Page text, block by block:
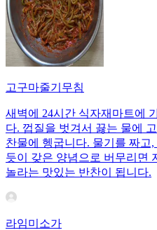
고구마줄기무침
새벽에 24시간 식자재마트에
다. 껍질을 벗겨서 끓는 물에
찬물에 헹굽니다. 물기를 짜고
듯이 갖은 양념으로 버무리면
놀라는 맛있는 반찬이 됩니다.
라임미소가